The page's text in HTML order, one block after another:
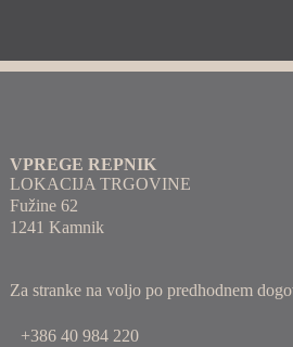
VPREGE REPNIK
LOKACIJA TRGOVINE
Fužine 62
1241 Kamnik
Za stranke na voljo po predhodnem
+386 40 984 220